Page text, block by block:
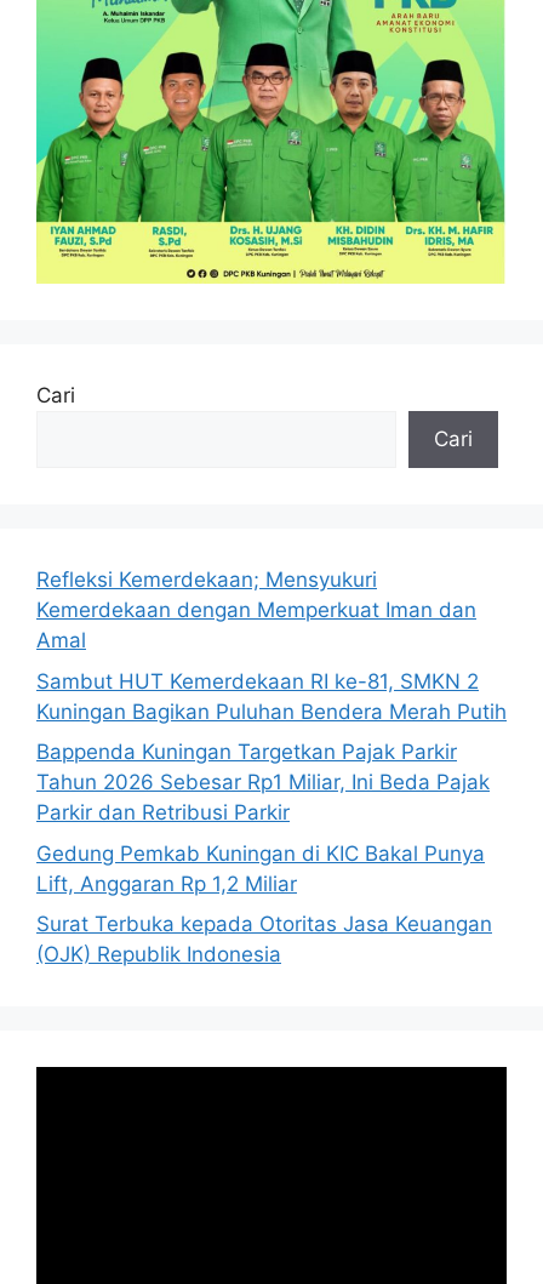
Cari
Cari
Refleksi Kemerdekaan; Mensyukuri
Kemerdekaan dengan Memperkuat Iman dan
Amal
Sambut HUT Kemerdekaan RI ke-81, SMKN 2
Kuningan Bagikan Puluhan Bendera Merah Putih
Bappenda Kuningan Targetkan Pajak Parkir
Tahun 2026 Sebesar Rp1 Miliar, Ini Beda Pajak
Parkir dan Retribusi Parkir
Gedung Pemkab Kuningan di KIC Bakal Punya
Lift, Anggaran Rp 1,2 Miliar
Surat Terbuka kepada Otoritas Jasa Keuangan
(OJK) Republik Indonesia